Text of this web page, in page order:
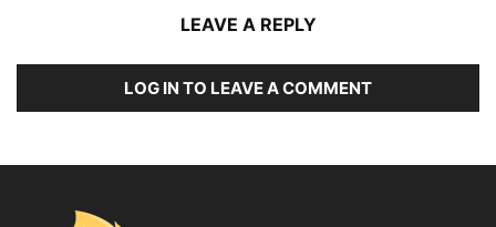
LEAVE A REPLY
LOG IN TO LEAVE A COMMENT